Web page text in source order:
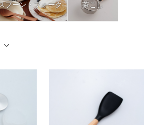
プーン・フォーク 茶こし